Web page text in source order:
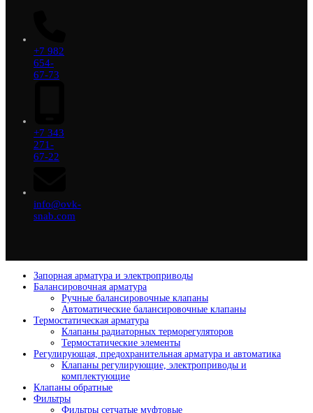
+7 982
654-
67-73
+7 343
271-
67-22
info@ovk-
snab.com
Запорная арматура и электроприводы
Балансировочная арматура
Ручные балансировочные клапаны
Автоматические балансировочные клапаны
Термостатическая арматура
Клапаны радиаторных терморегуляторов
Термостатические элементы
Регулирующая, предохранительная арматура и автоматика
Клапаны регулирующие, электроприводы и
комплектующие
Клапаны обратные
Фильтры
Фильтры сетчатые муфтовые